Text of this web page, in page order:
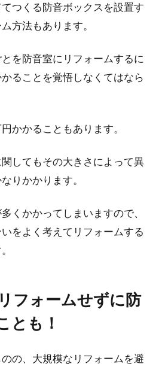
つくる防音ボックスを設置す
方法もあります。
を防音室にリフォームするに
ることを覚悟しなくてはなら
かかることもあります。
してもその大きさによって異
りかかります。
くかかってしまいますので、
をよく考えてリフォームする
フォームせずに防
とも！
の、大規模なリフォームを避